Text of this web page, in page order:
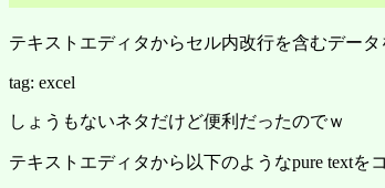
テキストエディタからセル内改行を含むデータ
tag: excel
しょうもないネタだけど便利だったのでｗ
テキストエディタから以下のようなpure text